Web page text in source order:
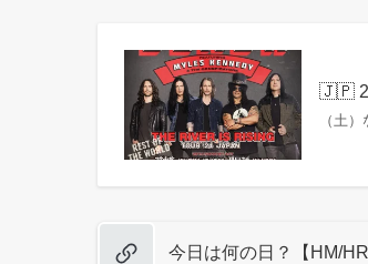
🇯🇵
（土
今日は何の日？【HM/